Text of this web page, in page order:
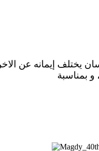
يختلف إيمانه عن
و بمناسبة